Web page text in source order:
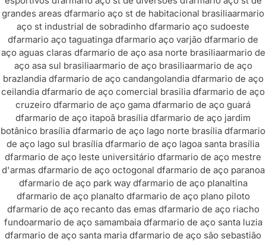
grandes areas dfarmario aço st de habitacional brasiliaarmario
aço st industrial de sobradinho dfarmario aço sudoeste
dfarmario aço taguatinga dfarmario aço varjão dfarmario de
aço aguas claras dfarmario de aço asa norte brasiliaarmario de
aço asa sul brasiliaarmario de aço brasiliaarmario de aço
brazlandia dfarmario de aço candangolandia dfarmario de aço
ceilandia dfarmario de aço comercial brasilia dfarmario de aço
cruzeiro dfarmario de aço gama dfarmario de aço guará
dfarmario de aço itapoã brasília dfarmario de aço jardim
botânico brasília dfarmario de aço lago norte brasília dfarmario
de aço lago sul brasília dfarmario de aço lagoa santa brasília
dfarmario de aço leste universitário dfarmario de aço mestre
d'armas dfarmario de aço octogonal dfarmario de aço paranoa
dfarmario de aço park way dfarmario de aço planaltina
dfarmario de aço planalto dfarmario de aço plano piloto
dfarmario de aço recanto das emas dfarmario de aço riacho
fundoarmario de aço samambaia dfarmario de aço santa luzia
dfarmario de aço santa maria dfarmario de aço são sebastião